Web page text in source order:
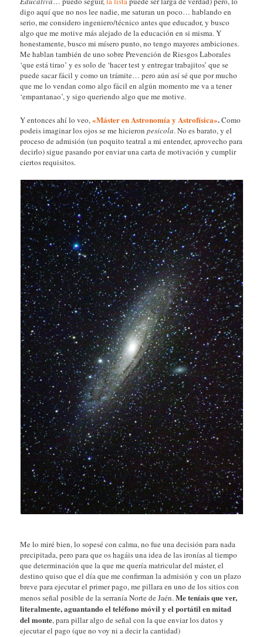
digo aquí que no nos lee nadie, me saturan un poco… hablando en
serio, me considero ingeniero/técnico antes que educador, y busco
algo que me motive más alejado de la educación en si misma. Y
honestamente, busco mi mísero punto, no tengo mayores ambiciones.
Me hablan también de uno sobre Prevención de Riesgos Laborales
‘que está tirao’ y es solo de ‘hacer test y entregar trabajitos’ que se
puede sacar fácil y como un trámite… pero aún así sé que por mucho
que me lo vendan como algo fácil en algún momento me va a tener
‘empantanao’, y sigo queriendo algo que me motive.
Y entonces ahí lo veo,«Máster en Astronomía y Astrofísica».Como
podeis imaginar los ojos se me hicieronpesicola. No es barato, y el
proceso de admisión (un poquito teatral a mi entender, aprovecho para
decirlo) sigue pasando por enviar una carta de motivación y cumplir
ciertos requisitos.
Me lo miré bien, lo sopesé con calma, no fue una decisión para nada
precipitada, pero para que os hagáis una idea de las ironías al tiempo
que determinación que la que me quería matricular del máster, el
destino quiso que el día que me confirman la admisión y con un plazo
breve para ejecutar el primer pago, me pillara en uno de los sitios con
menos señal posible de la serranía Norte de Jaén.Me teníais que ver,
literalmente, aguantando el teléfono móvil y el portátil en mitad
del monte, para pillar algo de señal con la que enviar los datos y
ejecutar el pago (que no voy ni a decir la cantidad)